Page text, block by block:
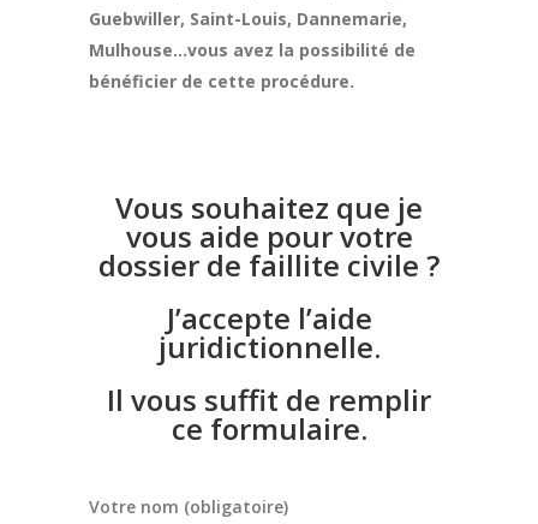
Guebwiller, Saint-Louis, Dannemarie,
Mulhouse…vous avez la possibilité de
bénéficier de cette procédure.
Vous souhaitez que je
vous aide pour votre
dossier de faillite civile ?
J’accepte l’aide
juridictionnelle.
Il vous suffit de remplir
ce formulaire.
Votre nom (obligatoire)